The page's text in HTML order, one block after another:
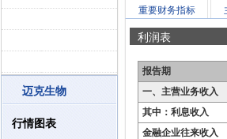
迈克生物
行情图表
重要财务指标
利润表
报告期
一、主营业务收入
其中：利息收入
金融企业往来收入